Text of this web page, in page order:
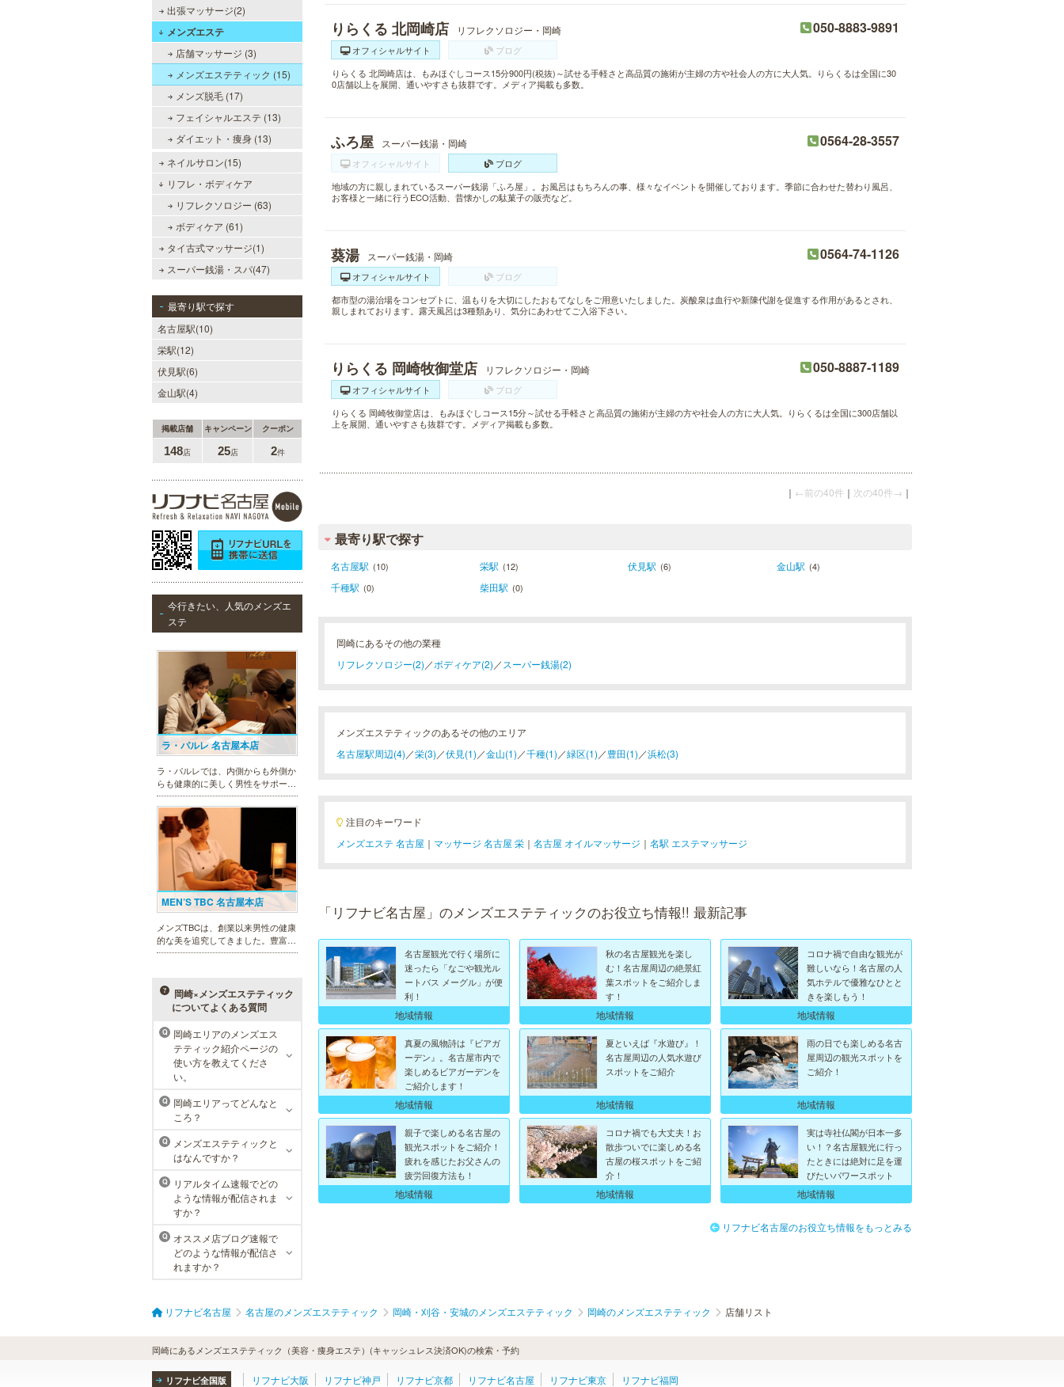
出張マッサージ(2)
メンズエステ
店舗マッサージ (3)
メンズエステティック (15)
メンズ脱毛 (17)
フェイシャルエステ (13)
ダイエット・痩身 (13)
ネイルサロン(15)
リフレ・ボディケア
リフレクソロジー (63)
ボディケア (61)
タイ古式マッサージ(1)
スーパー銭湯・スパ(47)
最寄り駅で探す
名古屋駅(10)
栄駅(12)
伏見駅(6)
金山駅(4)
掲載店舗 キャンペーン クーポン
148店 25店 2件
今行きたい、人気のメンズエ
ステ
ラ・パルレ 名古屋本店
ラ・パルレでは、内側からも外側か
らも健康的に美しく男性をサポー
ト。脱メタボリックやダイエット、
マッチョコースやにきび内外コー
ス、アロマトリートメント等多彩な
メニューをご用意。お得な体験コー
スも多数！
MEN’S TBC 名古屋本店
メンズTBCは、創業以来男性の健康
的な美を追究してきました。豊富な
脱毛メニューを始め、フェイシャル
べる種類の多さで初めての方も安心
です。
メンズリゼクリニック 名古屋
栄院
東京メンズリゼクリニックの永久脱
毛が全国で受けられます。多くの男
性患者様にご支持頂き、新宿1院か
ら始まったメンズリゼクリニック
が、現在では提携院含め全国10院を
展開するクリニックになりました。
岡崎×メンズエステティック
についてよくある質問
Q
岡崎エリアのメンズエス
テティック紹介ページの
使い方を教えてくださ
い。
Q
岡崎エリアってどんなと
ころ？
Q
メンズエステティックと
はなんですか？
Q
リアルタイム速報でどの
ような情報が配信されま
すか？
Q
オススメ店ブログ速報で
どのような情報が配信さ
れますか？
りらくる 北岡崎店 リフレクソロジー・岡崎 050-8883-9891
オフィシャルサイト
ブログ
りらくる 北岡崎店は、もみほぐしコース15分900円(税抜)～試せる手軽さと高品質の施術が主婦の方や社会人の方に大人気。りらくるは全国に30
0店舗以上を展開、通いやすさも抜群です。メディア掲載も多数。
ふろ屋 スーパー銭湯・岡崎 0564-28-3557
オフィシャルサイト
ブログ
地域の方に親しまれているスーパー銭湯「ふろ屋」。お風呂はもちろんの事、様々なイベントを開催しております。季節に合わせた替わり風呂、
お客様と一緒に行うECO活動、昔懐かしの駄菓子の販売など。
葵湯 スーパー銭湯・岡崎 0564-74-1126
オフィシャルサイト
ブログ
都市型の湯治場をコンセプトに、温もりを大切にしたおもてなしをご用意いたしました。炭酸泉は血行や新陳代謝を促進する作用があるとされ、
親しまれております。露天風呂は3種類あり、気分にあわせてご入浴下さい。
りらくる 岡崎牧御堂店 リフレクソロジー・岡崎 050-8887-1189
オフィシャルサイト
ブログ
りらくる 岡崎牧御堂店は、もみほぐしコース15分～試せる手軽さと高品質の施術が主婦の方や社会人の方に大人気。りらくるは全国に300店舗以
上を展開、通いやすさも抜群です。メディア掲載も多数。
｜ ←前の40件 ｜ 次の40件→ ｜
最寄り駅で探す
名古屋駅 (10) 栄駅 (12) 伏見駅 (6) 金山駅 (4)
千種駅 (0) 柴田駅 (0)
岡崎にあるその他の業種
リフレクソロジー(2) ／ボディケア(2) ／ スーパー銭湯(2)
メンズエステティックのあるその他のエリア
名古屋駅周辺(4) ／栄(3) ／伏見(1) ／金山(1) ／千種(1) ／緑区(1) ／豊田(1) ／浜松(3)
注目のキーワード
メンズエステ 名古屋 ｜ マッサージ 名古屋 栄 ｜ 名古屋 オイルマッサージ ｜ 名駅 エステマッサージ
「リフナビ名古屋」のメンズエステティックのお役立ち情報!! 最新記事
名古屋観光で行く場所に
迷ったら「なごや観光ル
ートバス メーグル」が便
利！
地域情報
秋の名古屋観光を楽し
む！名古屋周辺の絶景紅
葉スポットをご紹介しま
す！
地域情報
コロナ禍で自由な観光が
難しいなら！名古屋の人
気ホテルで優雅なひとと
きを楽しもう！
地域情報
真夏の風物詩は『ビアガ
ーデン』。名古屋市内で
楽しめるビアガーデンを
ご紹介します！
地域情報
夏といえば『水遊び』！
名古屋周辺の人気水遊び
スポットをご紹介
地域情報
雨の日でも楽しめる名古
屋周辺の観光スポットを
ご紹介！
地域情報
親子で楽しめる名古屋の
観光スポットをご紹介！
疲れを感じたお父さんの
疲労回復方法も！
地域情報
コロナ禍でも大丈夫！お
散歩ついでに楽しめる名
古屋の桜スポットをご紹
介！
地域情報
実は寺社仏閣が日本一多
い！？名古屋観光に行っ
たときには絶対に足を運
びたいパワースポット
地域情報
リフナビ名古屋のお役立ち情報をもっとみる
リフナビ名古屋 名古屋のメンズエステティック 岡崎・刈谷・安城のメンズエステティック 岡崎のメンズエステティック 店舗リスト
岡崎にあるメンズエステティック（美容・痩身エステ）(キャッシュレス決済OK)の検索・予約
リフナビ全国版 リフナビ大阪 リフナビ神戸 リフナビ京都 リフナビ名古屋 リフナビ東京 リフナビ福岡